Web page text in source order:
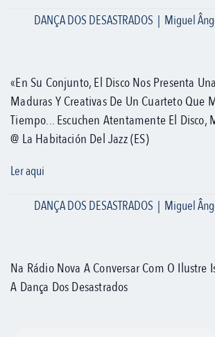
DANÇA DOS DESASTRADOS | Miguel
«En Su Conjunto, El Disco Nos Presenta
Maduras Y Creativas De Un Cuarteto Que
Tiempo... Escuchen Atentamente El Disco,
@ La Habitación Del Jazz (ES)
Ler aqui
DANÇA DOS DESASTRADOS | Miguel
Na Rádio Nova A Conversar Com O Ilustre
A Dança Dos Desastrados